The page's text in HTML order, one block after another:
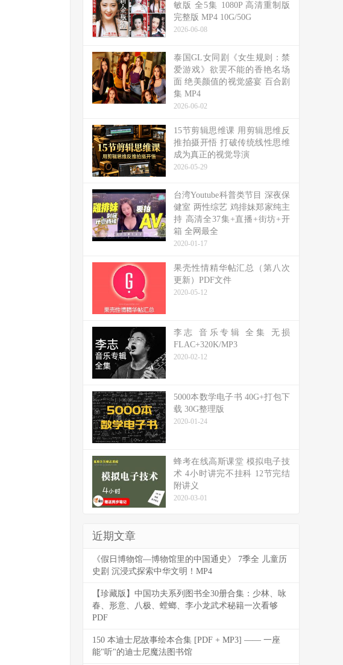
敏版 全5集 1080P 高清重制版
完整版 MP4 10G/50G
2026-06-08
泰国GL女同剧《女生规则：禁
爱游戏》欲罢不能的香艳名场
面 绝美颜值的视觉盛宴 百合剧
集 MP4
2026-06-02
15节剪辑思维课 用剪辑思维反
推拍摄开悟 打破传统线性思维
成为真正的视觉导演
2026-05-29
台湾Youtube科普类节目 深夜保
健室 两性综艺 鸡排妹郑家纯主
持 高清全37集+直播+街坊+开
箱 全网最全
2020-01-17
果壳性情精华帖汇总（第八次
更新）PDF文件
2020-05-12
李志 音乐专辑 全集 无损
FLAC+320K/MP3
2020-02-12
5000本数学电子书 40G+打包下
载 30G整理版
2020-01-24
蜂考在线高斯课堂 模拟电子技
术 4小时讲完不挂科 12节完结
附讲义
2020-03-01
近期文章
《假日博物馆—博物馆里的中国通史》 7季全 儿童历
史剧 沉浸式探索中华文明！MP4
【珍藏版】中国功夫系列图书全30册合集：少林、咏
春、形意、八极、螳螂、李小龙武术秘籍一次看够
PDF
150 本迪士尼故事绘本合集 [PDF + MP3] —— 一座
能"听"的迪士尼魔法图书馆